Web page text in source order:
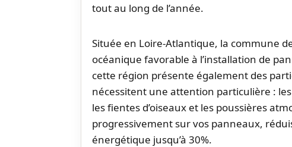
tout au long de l’année.
Située en Loire-Atlantique, la commune
océanique favorable à l’installation de
cette région présente également des
nécessitent une attention particulière :
les fientes d’oiseaux et les poussières
progressivement sur vos panneaux,
énergétique jusqu’à 30%.